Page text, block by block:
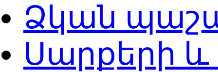
Ձկան
Սարքերի